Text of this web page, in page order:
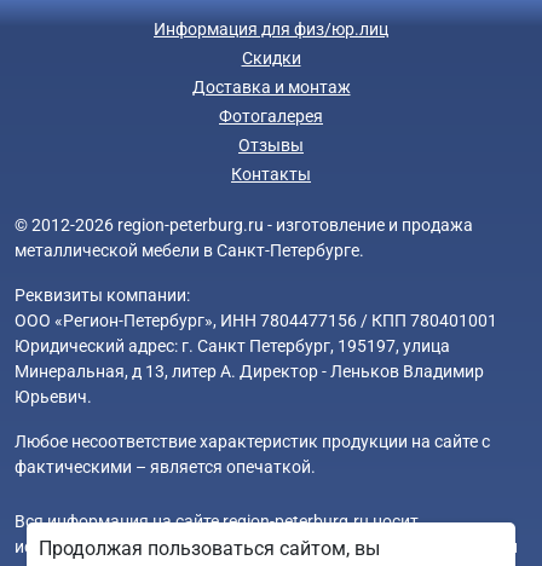
Информация для физ/юр.лиц
Скидки
Доставка и монтаж
Фотогалерея
Отзывы
Контакты
© 2012-2026 region-peterburg.ru - изготовление и продажа
металлической мебели в Санкт-Петербурге.
Реквизиты компании:
ООО «Регион-Петербург», ИНН 7804477156 / КПП 780401001
Юридический адрес: г. Санкт Петербург, 195197, улица
Минеральная, д 13, литер А. Директор - Леньков Владимир
Юрьевич.
Любое несоответствие характеристик продукции на сайте с
фактическими – является опечаткой.
Вся информация на сайте region-peterburg.ru носит
исключительно ознакомительный и справочный характер и ни
Продолжая пользоваться сайтом, вы